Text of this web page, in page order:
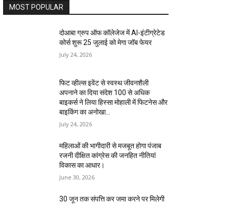
MOST POPULAR
दोआबा ग्रुप ऑफ कॉलेजेज में AI-इंटीग्रेटेड
कोर्स शुरू 25 जुलाई को मेगा जॉब फेयर
July 24, 2026
फिट व्हील्स इवेंट से स्वस्थ जीवनशैली
अपनाने का दिया संदेश 100 से अधिक
बाइकर्स ने लिया हिस्सा मोहाली में फिटनेस और
बाइकिंग का अनोखा...
July 24, 2026
महिलाओं की भागीदारी से मजबूत होगा पंजाब
रजनी दीक्षित कांग्रेस की जनहित नीतियां
विकास का आधार।
June 30, 2026
30 जून तक संपत्ति कर जमा करने पर मिलेगी